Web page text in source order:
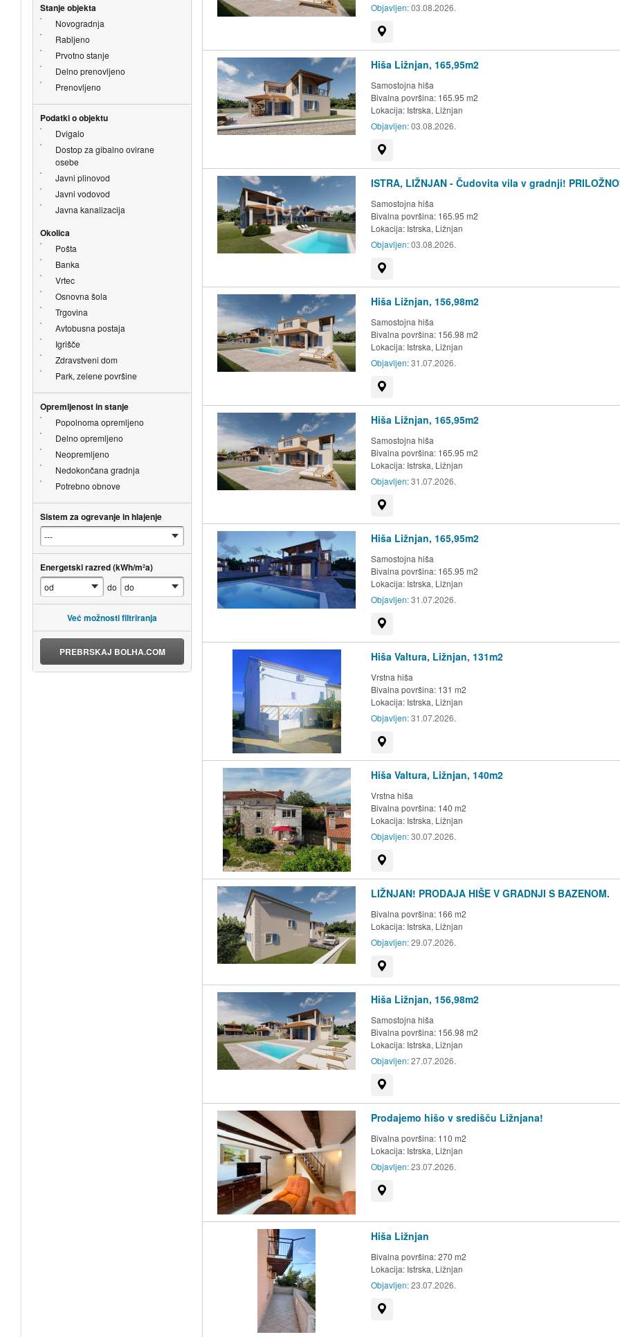
Objavljen:03.08.2026.
Hiša Ližnjan, 165,95m2
Samostojna hiša
Bivalna površina: 165.95 m2
Lokacija: Istrska, Ližnjan
Objavljen:03.08.2026.
ISTRA, LIŽNJAN - Čudovita vila v gradnji!
Samostojna hiša
Bivalna površina: 165.95 m2
Lokacija: Istrska, Ližnjan
Objavljen:03.08.2026.
Hiša Ližnjan, 156,98m2
Samostojna hiša
Bivalna površina: 156.98 m2
Lokacija: Istrska, Ližnjan
Objavljen:31.07.2026.
Hiša Ližnjan, 165,95m2
Samostojna hiša
Bivalna površina: 165.95 m2
Lokacija: Istrska, Ližnjan
Objavljen:31.07.2026.
Hiša Ližnjan, 165,95m2
Samostojna hiša
Bivalna površina: 165.95 m2
Lokacija: Istrska, Ližnjan
Objavljen:31.07.2026.
Hiša Valtura, Ližnjan, 131m2
Vrstna hiša
Bivalna površina: 131 m2
Lokacija: Istrska, Ližnjan
Objavljen:31.07.2026.
Hiša Valtura, Ližnjan, 140m2
Vrstna hiša
Bivalna površina: 140 m2
Lokacija: Istrska, Ližnjan
Objavljen:30.07.2026.
LIŽNJAN! PRODAJA HIŠE V GRADNJI S BAZENOM.
Bivalna površina: 166 m2
Lokacija: Istrska, Ližnjan
Objavljen:29.07.2026.
Hiša Ližnjan, 156,98m2
Samostojna hiša
Bivalna površina: 156.98 m2
Lokacija: Istrska, Ližnjan
Objavljen:27.07.2026.
Prodajemo hišo v središču Ližnjana!
Bivalna površina: 110 m2
Lokacija: Istrska, Ližnjan
Objavljen:23.07.2026.
Hiša Ližnjan
Bivalna površina: 270 m2
Lokacija: Istrska, Ližnjan
Objavljen:23.07.2026.
Stanje objekta
Novogradnja
Rabljeno
Prvotno stanje
Delno prenovljeno
Prenovljeno
Podatki o objektu
Dvigalo
Dostop za gibalno ovirane
osebe
Javni plinovod
Javni vodovod
Javna kanalizacija
Okolica
Pošta
Banka
Vrtec
Osnovna šola
Trgovina
Avtobusna postaja
Igrišče
Zdravstveni dom
Park, zelene površine
Opremljenost in stanje
Popolnoma opremljeno
Delno opremljeno
Neopremljeno
Nedokončana gradnja
Potrebno obnove
Sistem za ogrevanje in hlajenje
Energetski razred (kWh/m²a)
do
Več možnosti filtriranja
PREBRSKAJ BOLHA.COM